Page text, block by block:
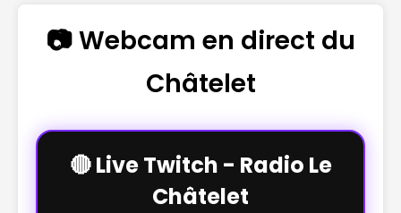
📷 Webcam en direct du
Châtelet
🔴 Live Twitch - Radio Le
Châtelet